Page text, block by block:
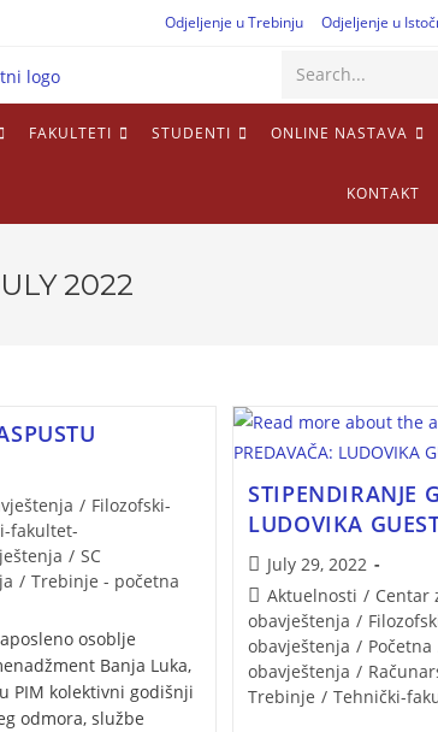
Odjeljenje u Trebinju Odjeljenje u
Search...
FAKULTETI STUDENTI ONLINE NASTAVA
KONTAKT
2022
/ Filozofski-
fakultet-
/ SC
/ Trebinje - početna
osoblje
Banja Luka,
PIM kolektivni godišnji
odmora, službe
STIPENDIRANJE
LUDOVIKA
July 29, 2022
Aktuelnosti / Centar
obavještenja /
obavještenja / Početna
obavještenja /
Trebinje / Tehnički-